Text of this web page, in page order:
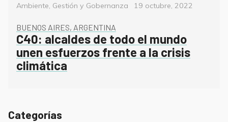
Categorías
Ambiente, Gestión y Gobernanza
Posted
19 octubre, 2022
BUENOS AIRES, ARGENTINA
C40: alcaldes de todo el mundo
unen esfuerzos frente a la crisis
climática
Categorías